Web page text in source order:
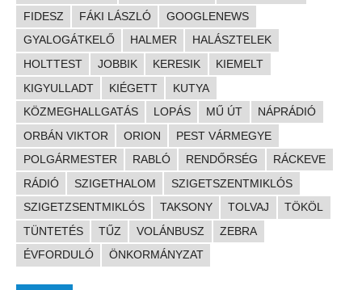
FIDESZ
FÁKI LÁSZLÓ
GOOGLENEWS
GYALOGÁTKELŐ
HALMER
HALÁSZTELEK
HOLTTEST
JOBBIK KERESIK
KIEMELT
KIGYULLADT
KIÉGETT
KUTYA
KÖZMEGHALLGATÁS
LOPÁS MŰ ÚT
NÁPRÁDIÓ
ORBÁN VIKTOR
ORION
PEST VÁRMEGYE
POLGÁRMESTER
RABLÓ RENDŐRSÉG
RÁCKEVE
RÁDIÓ
SZIGETHALOM
SZIGETSZENTMIKLÓS
SZIGETZSENTMIKLÓS
TAKSONY TOLVAJ
TÖKÖL
TÜNTETÉS
TŰZ VOLÁNBUSZ
ZEBRA
ÉVFORDULÓ
ÖNKORMÁNYZAT